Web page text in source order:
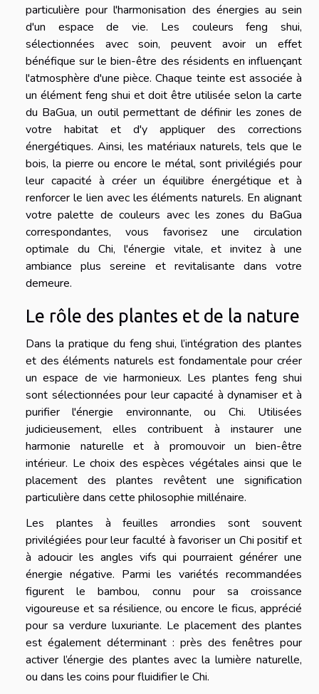
particulière pour l'harmonisation des énergies au sein
d'un espace de vie. Les couleurs feng shui,
sélectionnées avec soin, peuvent avoir un effet
bénéfique sur le bien-être des résidents en influençant
l'atmosphère d'une pièce. Chaque teinte est associée à
un élément feng shui et doit être utilisée selon la carte
du BaGua, un outil permettant de définir les zones de
votre habitat et d'y appliquer des corrections
énergétiques. Ainsi, les matériaux naturels, tels que le
bois, la pierre ou encore le métal, sont privilégiés pour
leur capacité à créer un équilibre énergétique et à
renforcer le lien avec les éléments naturels. En alignant
votre palette de couleurs avec les zones du BaGua
correspondantes, vous favorisez une circulation
optimale du Chi, l'énergie vitale, et invitez à une
ambiance plus sereine et revitalisante dans votre
demeure.
Le rôle des plantes et de la nature
Dans la pratique du feng shui, l’intégration des plantes
et des éléments naturels est fondamentale pour créer
un espace de vie harmonieux. Les plantes feng shui
sont sélectionnées pour leur capacité à dynamiser et à
purifier l'énergie environnante, ou Chi. Utilisées
judicieusement, elles contribuent à instaurer une
harmonie naturelle et à promouvoir un bien-être
intérieur. Le choix des espèces végétales ainsi que le
placement des plantes revêtent une signification
particulière dans cette philosophie millénaire.
Les plantes à feuilles arrondies sont souvent
privilégiées pour leur faculté à favoriser un Chi positif et
à adoucir les angles vifs qui pourraient générer une
énergie négative. Parmi les variétés recommandées
figurent le bambou, connu pour sa croissance
vigoureuse et sa résilience, ou encore le ficus, apprécié
pour sa verdure luxuriante. Le placement des plantes
est également déterminant : près des fenêtres pour
activer l’énergie des plantes avec la lumière naturelle,
ou dans les coins pour fluidifier le Chi.